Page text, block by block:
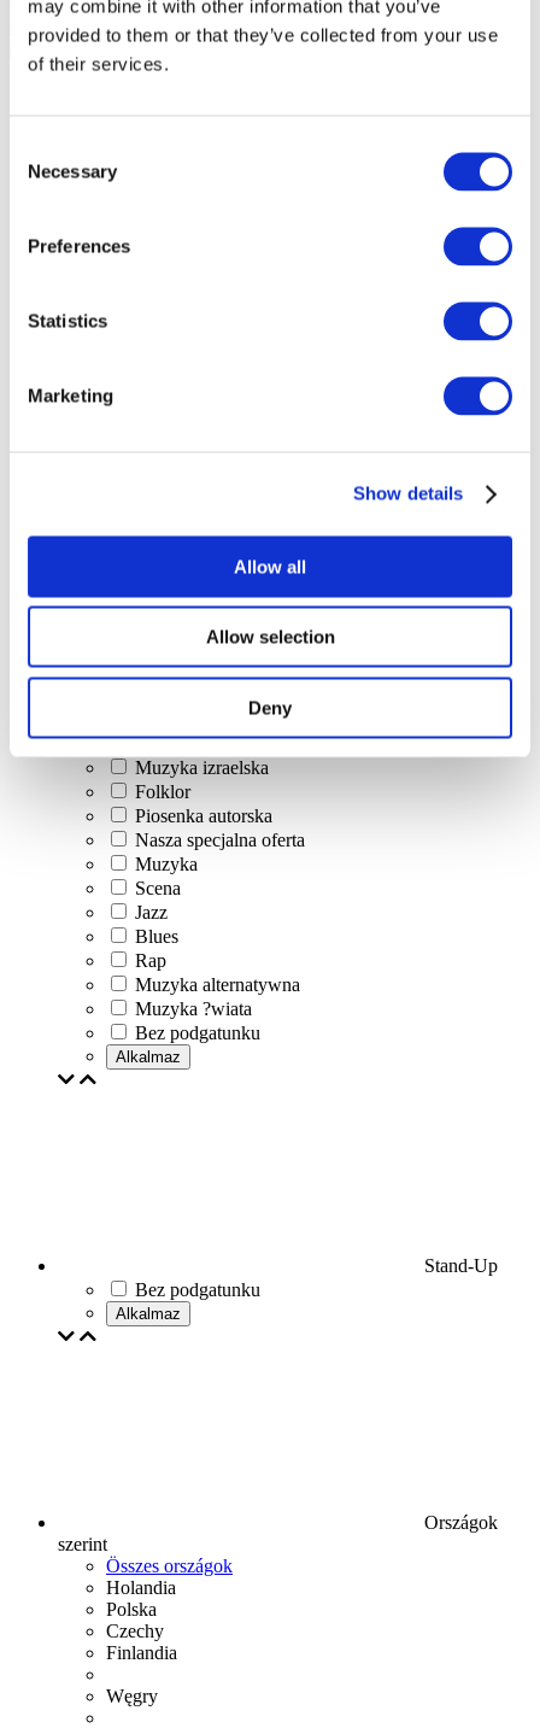
may combine it with other information that you’ve
provided to them or that they’ve collected from your use
of their services.
Selection
Necessary
Preferences
Statistics
Marketing
Show details
Allow all
Allow selection
Deny
Muzyka klasyczna
Muzyka rockowa
Jazz i Blues
Muzyka izraelska
Folklor
Piosenka autorska
Nasza specjalna oferta
Muzyka
Scena
Jazz
Blues
Rap
Muzyka alternatywna
Muzyka ?wiata
Bez podgatunku
Alkalmaz
Stand-Up
Bez podgatunku
Alkalmaz
Országok
szerint
Összes országok
Holandia
Polska
Czechy
Finlandia
Węgry